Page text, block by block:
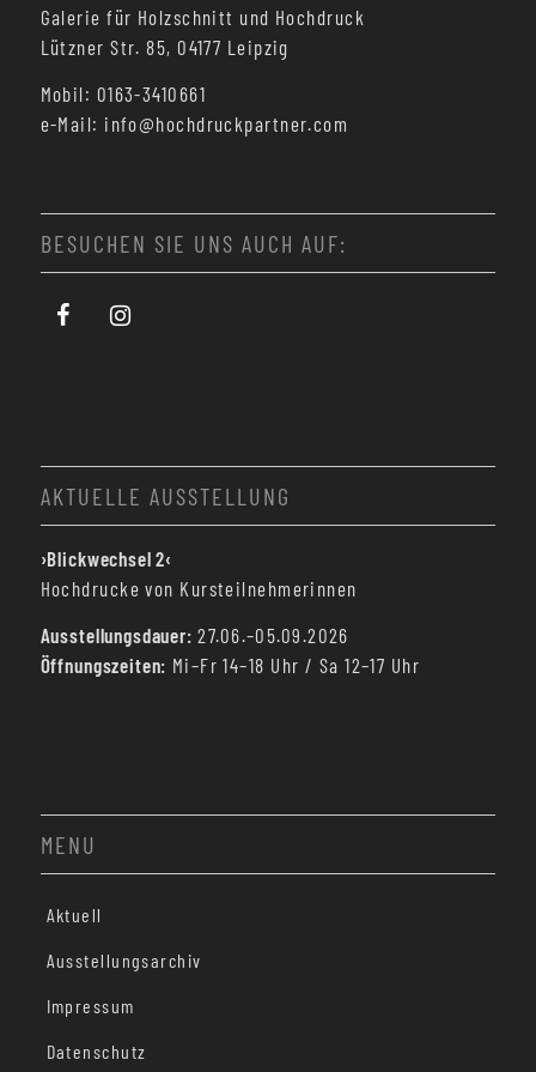
Galerie für Holzschnitt und Hochdruck
Lützner Str. 85, 04177 Leipzig
Mobil: 0163-3410661
e-Mail: info@hochdruckpartner.com
BESUCHEN SIE UNS AUCH AUF:
AKTUELLE AUSSTELLUNG
›Blickwechsel 2‹
Hochdrucke von Kursteilnehmerinnen
Ausstellungsdauer: 27.06.–05.09.2026
Öffnungszeiten: Mi–Fr 14–18 Uhr / Sa 12–17 Uhr
MENU
Aktuell
Ausstellungsarchiv
Impressum
Datenschutz